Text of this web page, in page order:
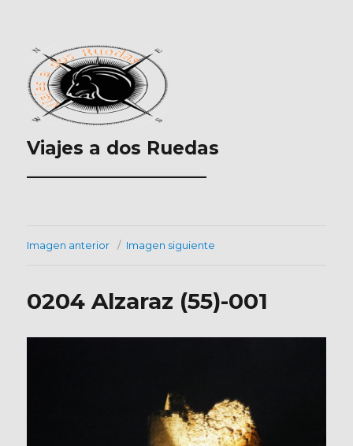
Viajes a dos Ruedas
___________________
Imagen anterior Imagen siguiente
0204 Alzaraz (55)-001